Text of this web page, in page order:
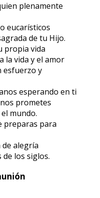
plenamente
eucarísticos
de tu Hijo.
propia vida
la vida y el amor
esfuerzo y
esperando en ti
prometes
mundo.
preparas para
alegría
los siglos.